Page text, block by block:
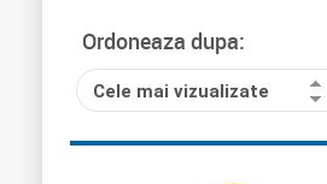
Ordoneaza dupa:
Cele mai vizualizate